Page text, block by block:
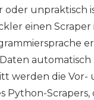
unpraktisch
einen Scraper
automatisch
werden die Vor-
Python-Scrapers,